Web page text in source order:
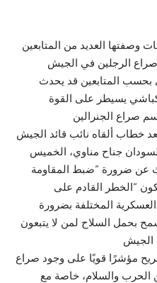
وصفتها العديد من المتابعين
صراع الرجلين في الجيش
بحسب المتابعين قد يحدث
يسيطر على القوة
خطاب ألقاه نائب قائد الجيش
جناح مناوي، الخميس
عن ضرورة “ضبط المقاومة
“الخطر القادم على
المختلفة بضرورة
بحمل السلاح لمن لا يتبعون
مؤشرًا قويًا على وجود صراع
والسلام، خاصة مع